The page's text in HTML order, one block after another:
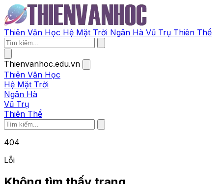
Thiên Văn Học Hệ Mặt Trời Ngân Hà Vũ Trụ Thiên Thể
Thienvanhoc.edu.vn
Thiên Văn Học
Hệ Mặt Trời
Ngân Hà
Vũ Trụ
Thiên Thể
404
Lỗi